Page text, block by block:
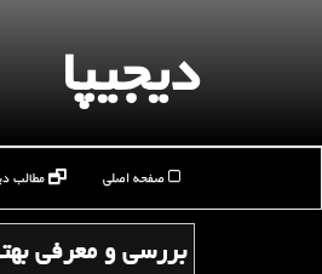
دیجیپا
صفحه اصلی مطالب
بررسی و معرفی